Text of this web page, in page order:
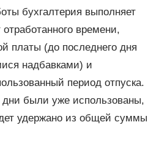
бухгалтерия выполняет
времени,
платы (до последнего дня
надбавками) и
период отпуска.
были уже использованы,
удержано из общей суммы